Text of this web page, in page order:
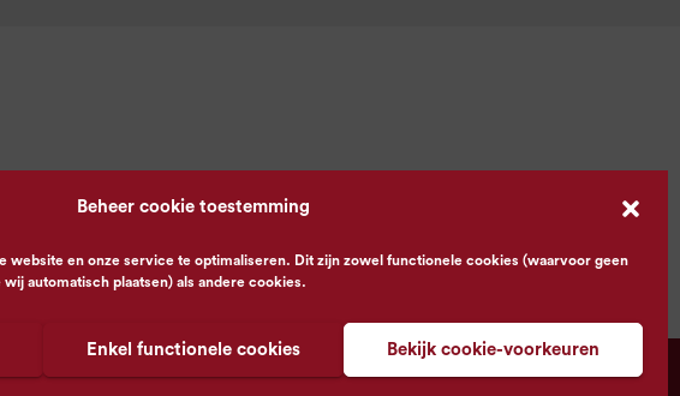
Beheer cookie toestemming
website en onze service te optimaliseren. Dit zijn zowel functionele cookies (waarvoor geen
automatisch plaatsen) als andere cookies.
Enkel functionele cookies Bekijk cookie-voorkeuren